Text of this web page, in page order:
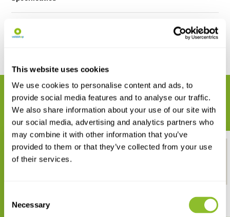
This website uses cookies
We use cookies to personalise content and ads, to
provide social media features and to analyse our traffic.
We also share information about your use of our site with
our social media, advertising and analytics partners who
may combine it with other information that you’ve
provided to them or that they’ve collected from your use
of their services.
Selection
Necessary
Reviews
GERELATEERDE PRODUCTEN
Maak uw bestelling compleet
Boom & Struik
Bomenposter
€ 12,95